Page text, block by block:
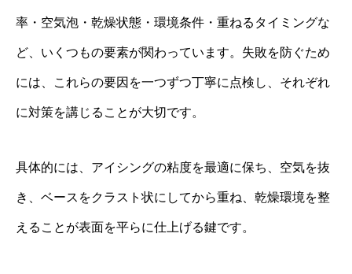
率・空気泡・乾燥状態・環境条件・重ねるタイミングな
ど、いくつもの要素が関わっています。失敗を防ぐため
には、これらの要因を一つずつ丁寧に点検し、それぞれ
に対策を講じることが大切です。
具体的には、アイシングの粘度を最適に保ち、空気を抜
き、ベースをクラスト状にしてから重ね、乾燥環境を整
えることが表面を平らに仕上げる鍵です。